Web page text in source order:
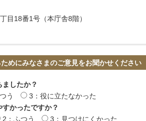
目18番1号（本庁舎8階）
めにみなさまのご意見をお聞かせください
したか？
う
3：役に立たなかった
かったですか？
2：ふつう
3：見つけにくかった